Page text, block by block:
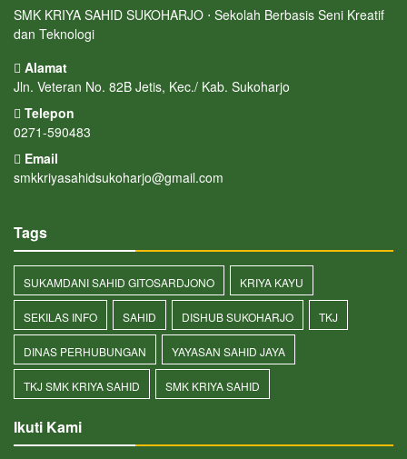
SMK KRIYA SAHID SUKOHARJO ⋅ Sekolah Berbasis Seni Kreatif
dan Teknologi
Alamat
Jln. Veteran No. 82B Jetis, Kec./ Kab. Sukoharjo
Telepon
0271-590483
Email
smkkriyasahidsukoharjo@gmail.com
Tags
SUKAMDANI SAHID GITOSARDJONO KRIYA KAYU
SEKILAS INFO SAHID DISHUB SUKOHARJO TKJ
DINAS PERHUBUNGAN YAYASAN SAHID JAYA
TKJ SMK KRIYA SAHID SMK KRIYA SAHID
Ikuti Kami